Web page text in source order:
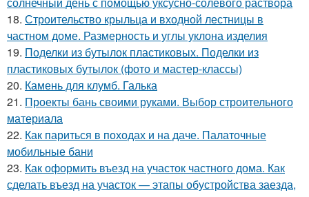
18. Строительство крыльца и входной лестницы в
частном доме. Размерность и углы уклона изделия
19. Поделки из бутылок пластиковых. Поделки из
пластиковых бутылок (фото и мастер-классы)
20. Камень для клумб. Галька
21. Проекты бань своими руками. Выбор строительного
материала
22. Как париться в походах и на даче. Палаточные
мобильные бани
23. Как оформить въезд на участок частного дома. Как
сделать въезд на участок — этапы обустройства заезда,